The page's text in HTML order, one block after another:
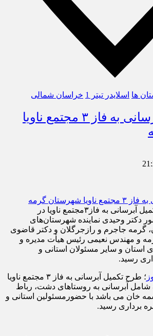
ها اسلایدر تیتر 1 خراسان شمالی
طرح تکمیل آبرسانی به فاز ۳ مجتمع ناویا
پارتیان امروز- طرح تکمیل آبرسانی به فاز۳مجتمع ناویا در
دکتر وحیدی نماینده شهرستان‌های
گرمه جاجرم و رازجرگلان و دکتر قاضوی
و مهندس نعیمی رئیس هیأت مدیره و
استان و سایر مسئولان استانی و
رسید.
؛ طرح تکمیل آبرسانی به فاز ۳ مجتمع ناویا
آبرسانی به روستاهای دشت، رباط
خان می باشد با حضورمسئولین استانی و
برداری رسید.